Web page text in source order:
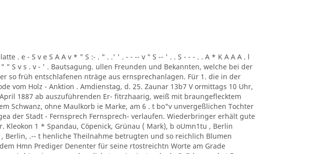
. e - S v e S A A v * " S :- . " . .' ' . - - -- v " S -- ' . . S - - - . . A * K A A A . l
" S v s . v - ' . Bautsagung. ullen Freunden und Bekannten, welche bei der
so früh entschlafenen nträge aus ernsprechanlagen. Für 1. die in der
vom Holz - Anktion . Amdienstag, d. 25. Zaunar 13b7 V ormittags 10 Uhr,
1887 ab auszuführenden Er- fitrzhaarig, weiß mit braungeflecktem
Schwanz, ohne Maulkorb ie Marke, am 6 . t bo"v unvergeßlichen Tochter
der Stadt - Fernsprech Fernsprech- verlaufen. Wiederbringer erhält gute
Kleokon 1 * Spandau, Cöpenick, Grünau ( Mark), b oUmn1tu , Berlin
Berlin, .-- t henliche Theilnahme betrugten und so reichlich Blumen
Hmn Prediger Denenter für seine rtostreichtn Worte am Grade